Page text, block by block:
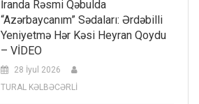
İranda Rəsmi Qəbulda
“Azərbaycanım” Sədaları: Ərdəbilli
Yeniyetmə Hər Kəsi Heyran Qoydu
– VİDEO
28 İyul 2026
TURAL KƏLBƏCƏRLİ